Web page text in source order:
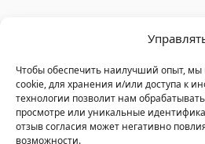
Чтобы обеспечить наилучший опыт, мы
cookie, для хранения и/или доступа к
технологии позволит нам
просмотре или уникальные
отзыв согласия может негативно
возможности.
© ESTADESIGN 2025.